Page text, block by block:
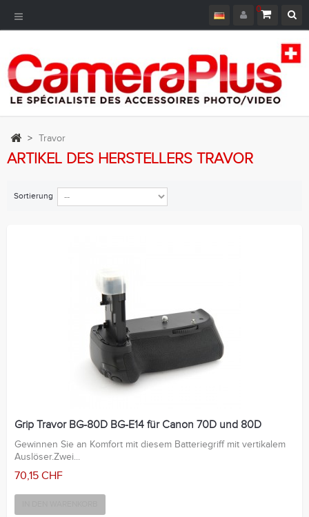
0
Toggle
Navigation
> Travor
ARTIKEL DES HERSTELLERS TRAVOR
Sortierung
Grip Travor BG-80D BG-E14 für Canon 70D und 80D
Gewinnen Sie an Komfort mit diesem Batteriegriff mit vertikalem
Auslöser.Zwei...
70,15 CHF